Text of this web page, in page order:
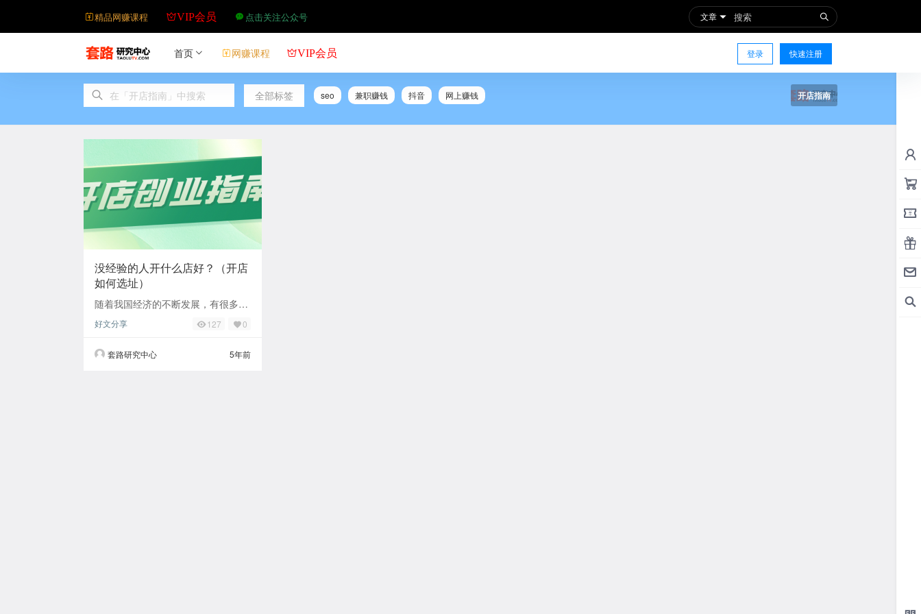
精品网赚课程 VIP会员 点击关注公众号 文章
登录 快速注册
首页 网赚课程 VIP会员
全部标签 seo 兼职赚钱 抖音 网上赚钱 开店指南
没经验的人开什么店好？（开店
如何选址）
随着我国经济的不断发展，有很多人
合的地址呢？没经验的人开什么店
好文分享 127 0
套路研究中心 5年前